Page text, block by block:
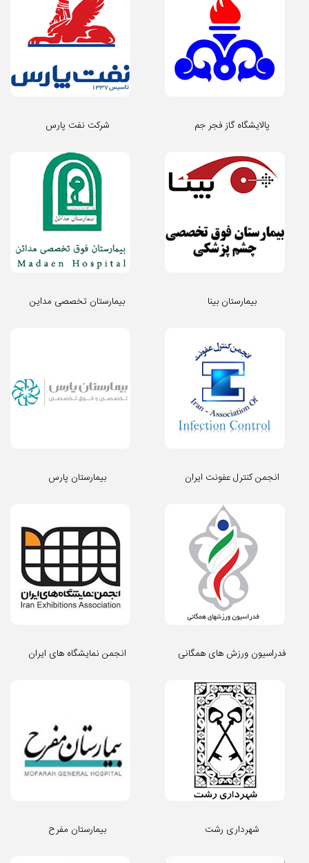
شرکت نفت پارس پالایشگاه گاز فجر جم
بیمارستان تخصصی مداین بیمارستان بینا
بیمارستان پارس انجمن کنترل عفونت ایران
انجمن نمایشگاه های ایران فدراسیون ورزش های همگانی
بیمارستان مفرح شهرداری رشت